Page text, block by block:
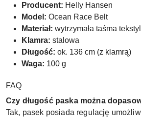
Producent: Helly Hansen
Model: Ocean Race Belt
Materiał: wytrzymała taśma
Klamra: stalowa
Długość: ok. 136 cm (z klamrą)
Waga: 100 g
FAQ
Czy długość paska można
Tak, pasek posiada regulację